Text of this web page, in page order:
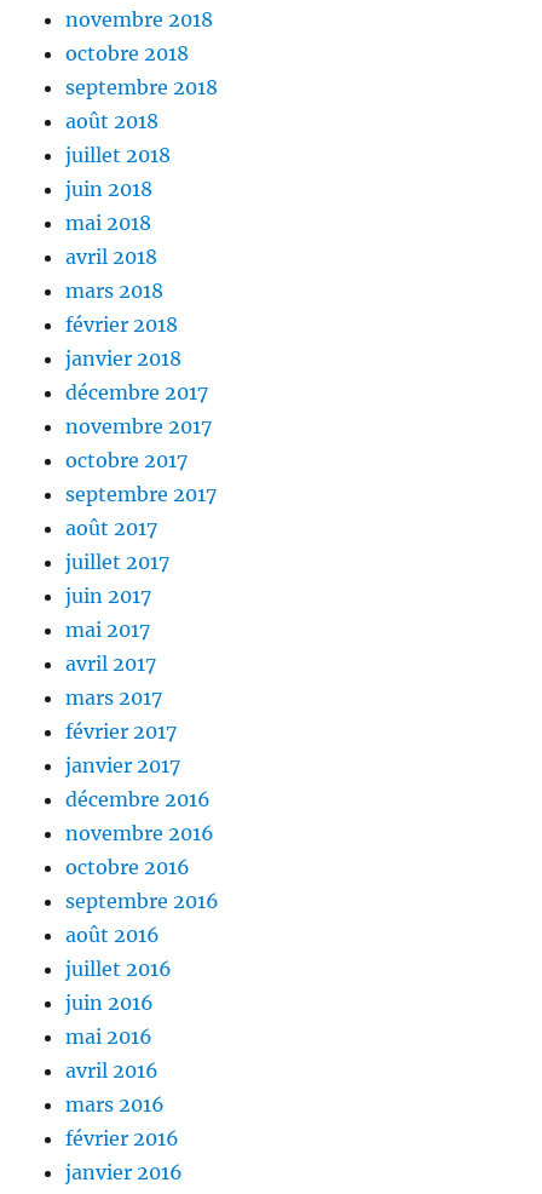
novembre 2018
octobre 2018
septembre 2018
août 2018
juillet 2018
juin 2018
mai 2018
avril 2018
mars 2018
février 2018
janvier 2018
décembre 2017
novembre 2017
octobre 2017
septembre 2017
août 2017
juillet 2017
juin 2017
mai 2017
avril 2017
mars 2017
février 2017
janvier 2017
décembre 2016
novembre 2016
octobre 2016
septembre 2016
août 2016
juillet 2016
juin 2016
mai 2016
avril 2016
mars 2016
février 2016
janvier 2016